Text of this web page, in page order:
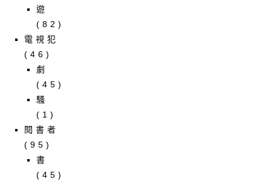
遊
(82)
電視犯
(46)
劇
(45)
騷
(1)
閱書者
(95)
書
(45)